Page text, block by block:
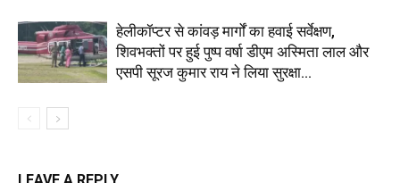
हेलीकॉप्टर से कांवड़ मार्गों का हवाई सर्वेक्षण,
शिवभक्तों पर हुई पुष्प वर्षा डीएम अस्मिता लाल और
एसपी सूरज कुमार राय ने लिया सुरक्षा...